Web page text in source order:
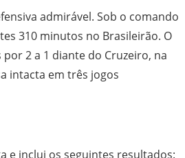
admirável. Sob o comando
310 minutos no Brasileirão. O
2 a 1 diante do Cruzeiro, na
intacta em três jogos
e inclui os seguintes resultados: